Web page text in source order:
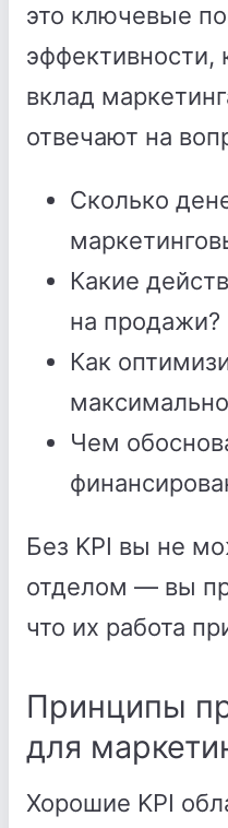
это ключевые
эффективности,
вклад
отвечают на
Сколько
Какие
на продажи?
Как
Чем
Без KPI вы не
отделом — вы
что их работа
Принципы
для
Хорошие KPI